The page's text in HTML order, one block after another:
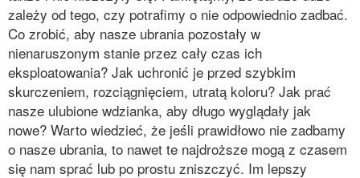
zależy od tego, czy potrafimy o nie odpowiednio zadbać.
Co zrobić, aby nasze ubrania pozostały w
nienaruszonym stanie przez cały czas ich
eksploatowania? Jak uchronić je przed szybkim
skurczeniem, rozciągnięciem, utratą koloru? Jak prać
nasze ulubione wdzianka, aby długo wyglądały jak
nowe? Warto wiedzieć, że jeśli prawidłowo nie zadbamy
o nasze ubrania, to nawet te najdroższe mogą z czasem
się nam sprać lub po prostu zniszczyć. Im lepszy